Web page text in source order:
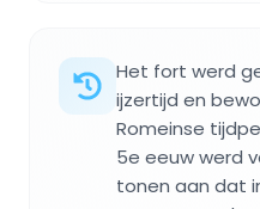
Het fort werd
ijzertijd en
Romeinse
5e eeuw werd
tonen aan dat